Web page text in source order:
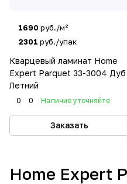
1690 руб./м²
2301 руб./упак
Кварцевый ламинат Home
Expert Parquet 33-3004 Дуб
Летний
0 0 Наличие уточняйте
Заказать
Home Expert